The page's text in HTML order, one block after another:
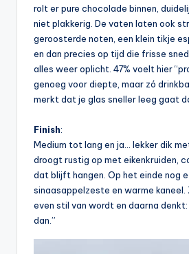
rolt er pure chocolade binnen,
niet plakkerig. De vaten laten ook
geroosterde noten, een klein tikje
en dan precies op tijd die frisse
alles weer oplicht. 47% voelt hier
genoeg voor diepte, maar zó
merkt dat je glas sneller leeg gaat
Finish:
Medium tot lang en ja… lekker dik
droogt rustig op met eikenkruiden,
dat blijft hangen. Op het einde nog
sinaasappelzeste en warme kaneel.
even stil van wordt en daarna denkt:
dan.”